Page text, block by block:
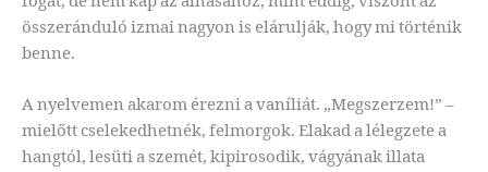
összeránduló izmai nagyon is elárulják, hogy mi történik
benne.
A nyelvemen akarom érezni a vaníliát. „Megszerzem!” –
mielőtt cselekedhetnék, felmorgok. Elakad a lélegzete a
hangtól, lesüti a szemét, kipirosodik, vágyának illata